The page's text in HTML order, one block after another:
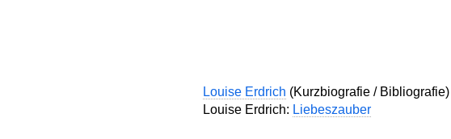
Louise Erdrich (Kurzbiografie / Bibliografie)
Louise Erdrich: Liebeszauber